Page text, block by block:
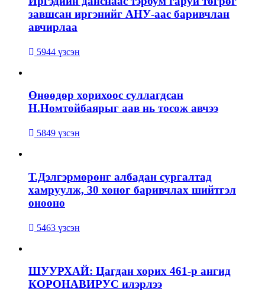
завшсан иргэнийг АНУ-аас баривчлан
авчирлаа
5944 үзсэн
Өнөөдөр хорихоос суллагдсан
Н.Номтойбаярыг аав нь тосож авчээ
5849 үзсэн
Т.Дэлгэрмөрөнг албадан сургалтад
хамруулж, 30 хоног баривчлах шийтгэл
онооно
5463 үзсэн
ШУУРХАЙ: Цагдан хорих 461-р ангид
КОРОНАВИРУС илэрлээ